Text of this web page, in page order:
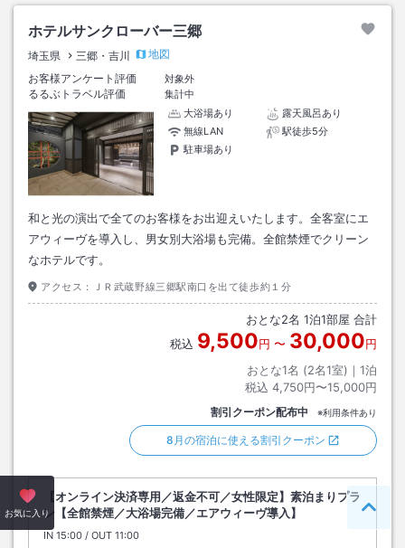
ホテルサンクローバー三郷
埼玉県 三郷・吉川
地図
お客様アンケート評価
対象外
るるぶトラベル評価
集計中
大浴場あり
露天風呂あり
無線LAN
駅徒歩5分
駐車場あり
和と光の演出で全てのお客様をお出迎えいたします。全客室にエ
アウィーヴを導入し、男女別大浴場も完備。全館禁煙でクリーン
なホテルです。
アクセス： ＪＲ武蔵野線三郷駅南口を出て徒歩約１分
おとな2名 1泊1部屋 合計
税込 9,500円 〜 30,000円
おとな1名 (2名1室)｜ 1泊
税込 4,750円〜15,000円
割引クーポン配布中 ※利用条件あり
8月の宿泊に使える割引クーポン
【オンライン決済専用／返金不可／女性限定】素泊まりプラ
ン【全館禁煙／大浴場完備／エアウィーヴ導入】
IN チェックイン
15:00 / OUT チェックアウト
11:00
お気に入り ペー